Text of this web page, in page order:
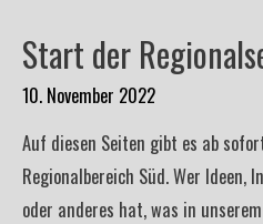
Start der
10. November 2022
Auf diesen Seiten gibt es ab
Regionalbereich Süd. Wer Ideen,
oder anderes hat, was in